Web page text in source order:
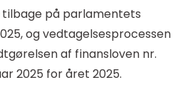
på parlamentets
og vedtagelsesprocessen
af finansloven nr.
2025 for året 2025.